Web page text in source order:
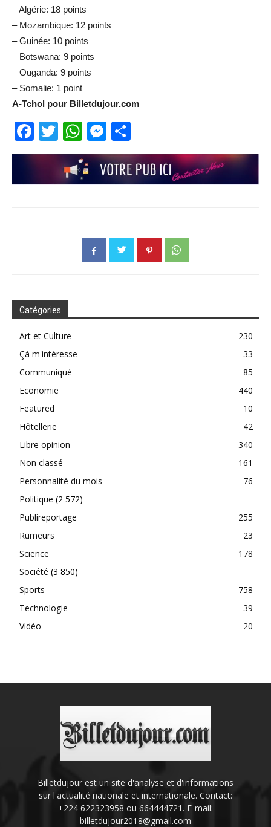
– Algérie: 18 points
– Mozambique: 12 points
– Guinée: 10 points
– Botswana: 9 points
– Ouganda: 9 points
– Somalie: 1 point
A-Tchol pour Billetdujour.com
Facebook
TwitterWhatsApp
Messenger
Catégories
Art et Culture
230
Çà m'intéresse
33
Communiqué
85
Economie
440
Featured
10
Hôtellerie
42
Libre opinion
340
Non classé
161
Personnalité du mois
76
Politique (2 572)
Publireportage
255
Rumeurs
23
Science
178
Société (3 850)
Sports
758
Technologie
39
Vidéo
20
Billetdujour est un site d'analyse et d'informations
sur l'actualité nationale et internationale. Contact:
+224 622323958 ou 664444721. E-mail:
billetdujour2018@gmail.com